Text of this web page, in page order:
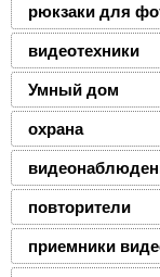
рюкзаки для
видеотехники
Умный дом
охрана
повторители
приемники